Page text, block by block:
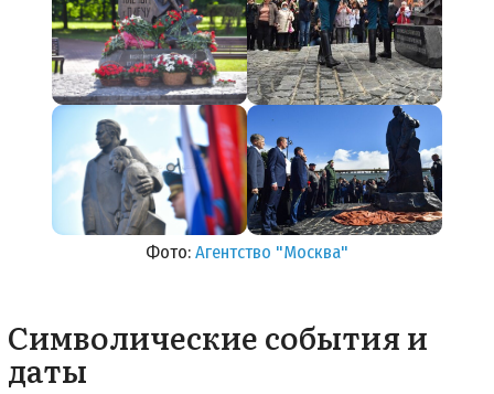
Фото: Агентство "Москва"
Символические события и
даты